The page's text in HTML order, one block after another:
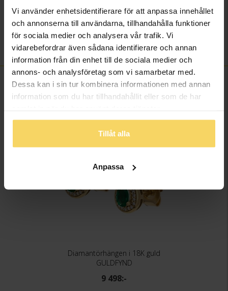
Vi använder enhetsidentifierare för att anpassa innehållet
och annonserna till användarna, tillhandahålla funktioner
för sociala medier och analysera vår trafik. Vi
vidarebefordrar även sådana identifierare och annan
information från din enhet till de sociala medier och
annons- och analysföretag som vi samarbetar med.
Dessa kan i sin tur kombinera informationen med annan
information som du har tillhandahållit eller som de har
Tillåt alla
Anpassa
Diamantfärg
Wesselton (H)
Diamantklarhet
P
Vikt ca (gram)
0,97
Total carat
0,06
FINNS OCKSÅ SOM
Diamantörhängen i 18K guld
GULDFYND
9 498:-